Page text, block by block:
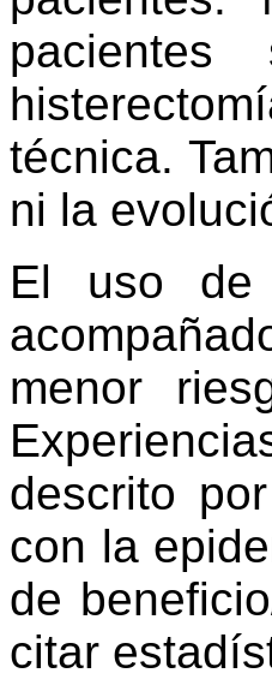
técnica.
ni la
El uso de
menor
descrito
con la
de
citar